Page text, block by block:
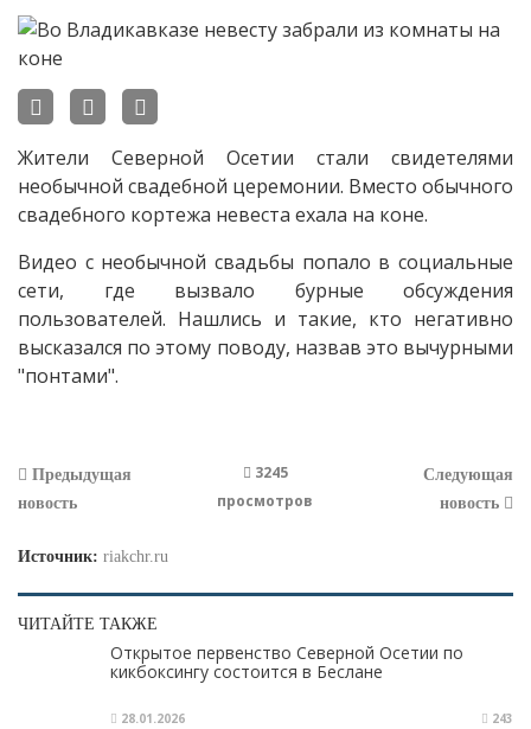
Жители Северной Осетии стали свидетелями
необычной свадебной церемонии. Вместо обычного
свадебного кортежа невеста ехала на коне.
Видео с необычной свадьбы попало в социальные
сети, где вызвало бурные обсуждения
пользователей. Нашлись и такие, кто негативно
высказался по этому поводу, назвав это вычурными
"понтами".
Предыдущая
новость
3245
просмотров
Следующая
новость
Источник: riakchr.ru
ЧИТАЙТЕ ТАКЖЕ
Открытое первенство Северной Осетии по
кикбоксингу состоится в Беслане
28.01.2026 243